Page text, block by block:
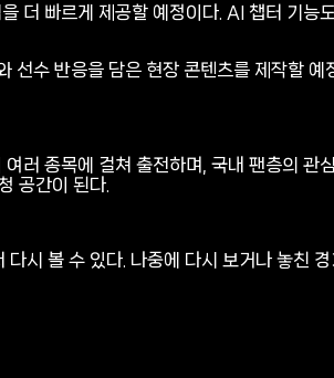
더 빠르게 제공할 예정이다. AI 챕터 기
수 반응을 담은 현장 콘텐츠를 제작할
종목에 걸쳐 출전하며, 국내 팬층의 관
공간이 된다.
시 볼 수 있다. 나중에 다시 보거나 놓친